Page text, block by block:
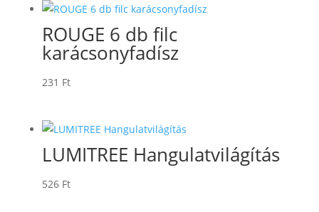
ROUGE 6 db filc
karácsonyfadísz
231 Ft
LUMITREE Hangulatvilágítás
526 Ft